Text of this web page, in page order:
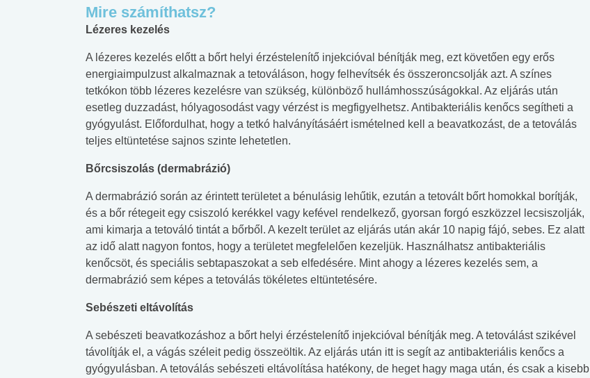
Mire számíthatsz?
Lézeres kezelés
A lézeres kezelés előtt a bőrt helyi érzéstelenítő injekcióval bénítják meg, ezt követően egy erős
energiaimpulzust alkalmaznak a tetováláson, hogy felhevítsék és összeroncsolják azt. A színes
tetkókon több lézeres kezelésre van szükség, különböző hullámhosszúságokkal. Az eljárás után
esetleg duzzadást, hólyagosodást vagy vérzést is megfigyelhetsz. Antibakteriális kenőcs segítheti a
gyógyulást. Előfordulhat, hogy a tetkó halványításáért ismételned kell a beavatkozást, de a tetoválás
teljes eltüntetése sajnos szinte lehetetlen.
Bőrcsiszolás (dermabrázió)
A dermabrázió során az érintett területet a bénulásig lehűtik, ezután a tetovált bőrt homokkal borítják,
és a bőr rétegeit egy csiszoló kerékkel vagy kefével rendelkező, gyorsan forgó eszközzel lecsiszolják,
ami kimarja a tetováló tintát a bőrből. A kezelt terület az eljárás után akár 10 napig fájó, sebes. Ez alatt
az idő alatt nagyon fontos, hogy a területet megfelelően kezeljük. Használhatsz antibakteriális
kenőcsöt, és speciális sebtapaszokat a seb elfedésére. Mint ahogy a lézeres kezelés sem, a
dermabrázió sem képes a tetoválás tökéletes eltüntetésére.
Sebészeti eltávolítás
A sebészeti beavatkozáshoz a bőrt helyi érzéstelenítő injekcióval bénítják meg. A tetoválást szikével
távolítják el, a vágás széleit pedig összeöltik. Az eljárás után itt is segít az antibakteriális kenőcs a
gyógyulásban. A tetoválás sebészeti eltávolítása hatékony, de heget hagy maga után, és csak a kisebb